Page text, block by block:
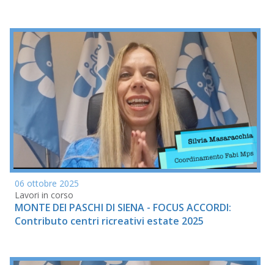
06 ottobre 2025
Lavori in corso
MONTE DEI PASCHI DI SIENA - FOCUS ACCORDI:
Contributo centri ricreativi estate 2025